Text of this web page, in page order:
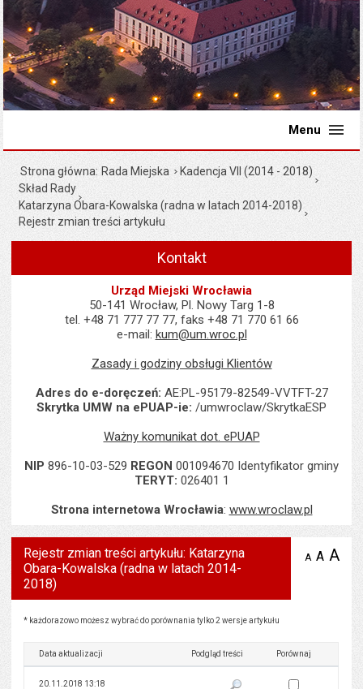
Menu
Strona główna Rada Miejska
Kadencja VII (2014 - 2018)
Skład Rady
Katarzyna Obara-Kowalska (radna w latach 2014-2018)
Rejestr zmian treści artykułu
Kontakt
Urząd Miejski Wrocławia
50-141 Wrocław, Pl. Nowy Targ 1-8
tel. +48 71 777 77 77, faks +48 71 770 61 66
e-mail: kum@um.wroc.pl
Zasady i godziny obsługi Klientów
Adres do e-doręczeń: AE:PL-95179-82549-VVTFT-27
Skrytka UMW na ePUAP-ie: /umwroclaw/SkrytkaESP
Ważny komunikat dot. ePUAP
NIP 896-10-03-529 REGON 001094670 Identyfikator gminy
TERYT: 026401 1
Strona internetowa Wrocławia: www.wroclaw.pl
Rejestr zmian treści artykułu: Katarzyna
Obara-Kowalska (radna w latach 2014-
2018)
A zmniejsz
A A
Rejestr zmian treści artykułu: Katarzyna Obara-Kowalska (radna w latach 2014-2018)
* każdorazowo możesz wybrać do porównania tylko 2 wersje artykułu
Data aktualizacji Podgląd treści Porównaj
20.11.2018 13:18 Pokaż podgląd wersji z dnia
Zaznacz wersję do